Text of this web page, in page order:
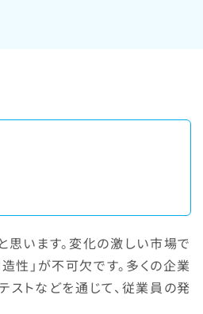
います。変化の激しい市場で
性」が不可欠です。多くの企業
トなどを通じて、従業員の発